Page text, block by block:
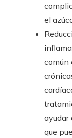
el
común
ayudar
que